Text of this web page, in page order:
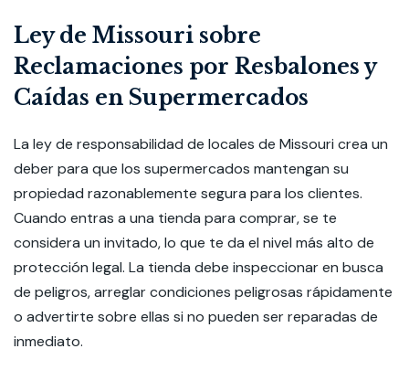
Ley de Missouri sobre
Reclamaciones por Resbalones y
Caídas en Supermercados
La ley de responsabilidad de locales de Missouri crea un
deber para que los supermercados mantengan su
propiedad razonablemente segura para los clientes.
Cuando entras a una tienda para comprar, se te
considera un invitado, lo que te da el nivel más alto de
protección legal. La tienda debe inspeccionar en busca
de peligros, arreglar condiciones peligrosas rápidamente
o advertirte sobre ellas si no pueden ser reparadas de
inmediato.